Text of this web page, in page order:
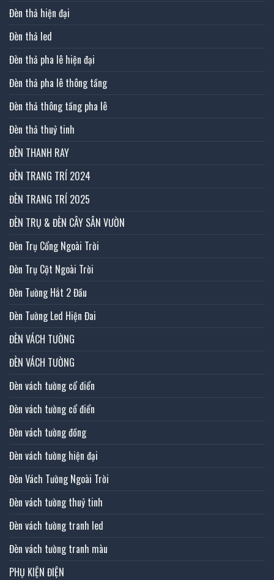
Đèn thả hiện đại
Đèn thả led
Đèn thả pha lê hiện đại
Đèn thả pha lê thông tầng
Đèn thả thông tầng pha lê
Đèn thả thuỷ tinh
ĐÈN THANH RAY
ĐÈN TRANG TRÍ 2024
ĐÈN TRANG TRÍ 2025
ĐÈN TRỤ & ĐÈN CÂY SÂN VƯỜN
Đèn Trụ Cổng Ngoài Trời
Đèn Trụ Cột Ngoài Trời
Đèn Tường Hắt 2 Đầu
Đèn Tường Led Hiện Đai
ĐÈN VÁCH TƯỜNG
ĐÈN VÁCH TƯỜNG
Đèn vách tường cổ điển
Đèn vách tường cổ điển
Đèn vách tường đồng
Đèn vách tường hiện đại
Đèn Vách Tường Ngoài Trời
Đèn vách tường thuỷ tinh
Đèn vách tường tranh led
Đèn vách tường tranh màu
PHỤ KIỆN ĐIỆN